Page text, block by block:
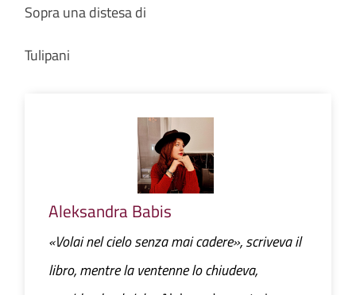
Sopra una distesa di
Tulipani
Aleksandra Babis
«Volai nel cielo senza mai cadere», scriveva il
libro, mentre la ventenne lo chiudeva,